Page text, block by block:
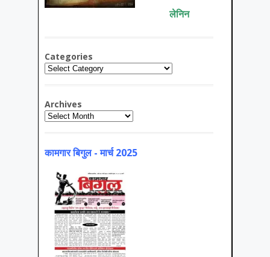
लेनिन
Categories
Categories
Archives
Archives
कामगार बिगुल - मार्च 2025